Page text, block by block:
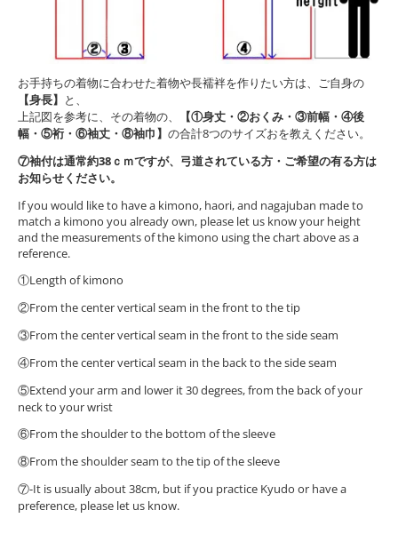
お手持ちの着物に合わせた着物や長襦袢を作りたい方は、ご自身の
【身長】 と、
上記図を参考に、その着物の、
【①身丈・②おくみ・③前幅・④後
幅・⑤裄・⑥袖丈・⑧袖巾】 の合計8つのサイズおを教えください。
⑦袖付は通常約38ｃｍですが、弓道されている方・ご希望の有る方は
お知らせください。
If you would like to have a kimono, haori, and nagajuban made to
match a kimono you already own, please let us know your height
and the measurements of the kimono using the chart above as a
reference.
①Length of kimono
②From the center vertical seam in the front to the tip
③From the center vertical seam in the front to the side seam
④From the center vertical seam in the back to the side seam
⑤Extend your arm and lower it 30 degrees, from the back of your
neck to your wrist
⑥From the shoulder to the bottom of the sleeve
⑧From the shoulder seam to the tip of the sleeve
⑦-It is usually about 38cm, but if you practice Kyudo or have a
preference, please let us know.